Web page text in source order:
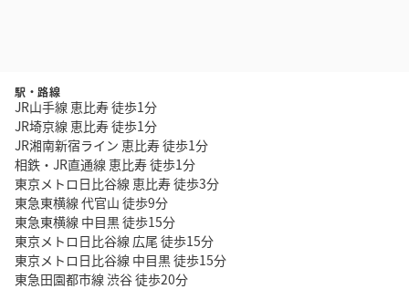
駅・路線
JR山手線 恵比寿 徒歩1分
JR埼京線 恵比寿 徒歩1分
JR湘南新宿ライン 恵比寿 徒歩1分
相鉄・JR直通線 恵比寿 徒歩1分
東京メトロ日比谷線 恵比寿 徒歩3分
東急東横線 代官山 徒歩9分
東急東横線 中目黒 徒歩15分
東京メトロ日比谷線 広尾 徒歩15分
東京メトロ日比谷線 中目黒 徒歩15分
東急田園都市線 渋谷 徒歩20分